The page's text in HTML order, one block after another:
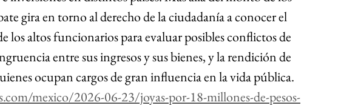
gira en torno al derecho de la ciudadanía a conocer el
los altos funcionarios para evaluar posibles conflictos de
entre sus ingresos y sus bienes, y la rendición de
ocupan cargos de gran influencia en la vida pública.
mexico/2026-06-23/joyas-por-18-millones-de-pesos-